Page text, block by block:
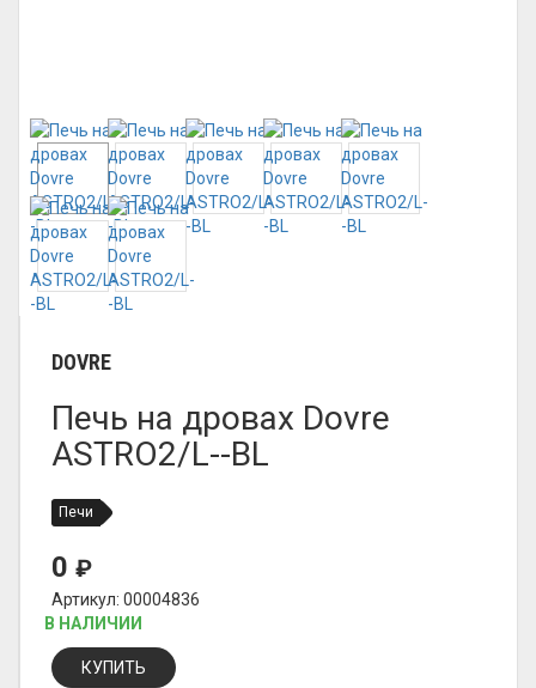
DOVRE
Печь на дровах Dovre
ASTRO2/L--BL
Печи
0 ₽
Артикул: 00004836
В НАЛИЧИИ
КУПИТЬ